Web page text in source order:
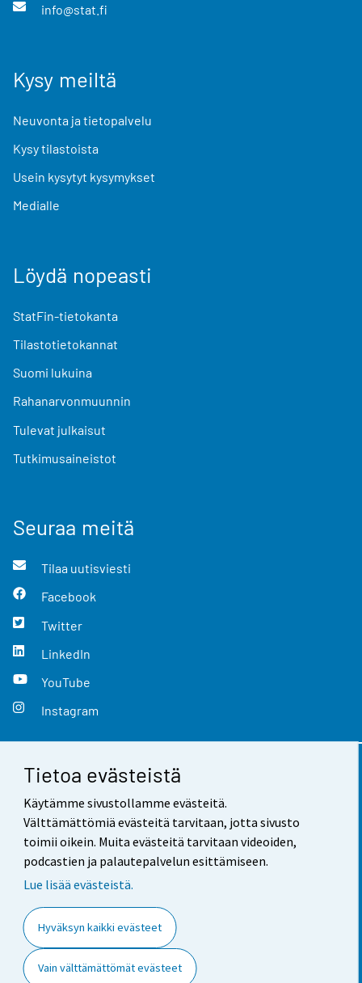
Tietoa evästeistä
Käytämme sivustollamme evästeitä.
Välttämättömiä evästeitä tarvitaan, jotta sivusto
toimii oikein. Muita evästeitä tarvitaan videoiden,
podcastien ja palautepalvelun esittämiseen.
Lue lisää evästeistä.
Hyväksyn kaikki evästeet
Vain välttämättömät evästeet
info@stat.fi
Kysy meiltä
Neuvonta ja tietopalvelu
Kysy tilastoista
Usein kysytyt kysymykset
Medialle
Löydä nopeasti
StatFin-tietokanta
Tilastotietokannat
Suomi lukuina
Rahanarvonmuunnin
Tulevat julkaisut
Tutkimusaineistot
Seuraa meitä
Tilaa uutisviesti
Facebook
Twitter
LinkedIn
YouTube
Instagram
Yhteystiedot
Palaute
Käyttöehdot
Saavutettavuus
Tietoa sivustosta
Evästeasetukset